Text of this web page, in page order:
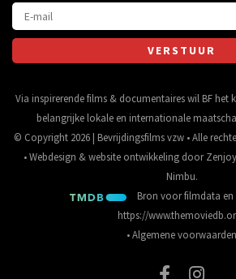
Via inspirerende films & documentaires wil BF het
belangrijke lokale en internationale
© Copyright 2026 | Bevrijdingsfilms vzw • Alle
•Webdesign &website ontwikkeling door
Nimbu.
Bron voor filmdata en
https://
•Algemene voorwaarden